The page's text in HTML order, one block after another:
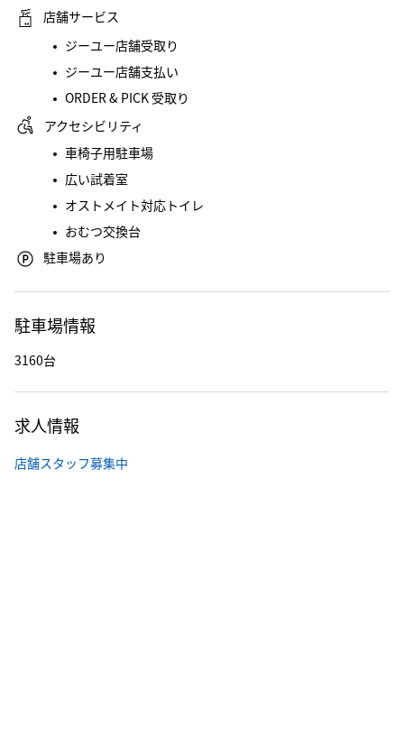
店舗サービス
ジーユー店舗受取り
ジーユー店舗支払い
ORDER & PICK 受取り
アクセシビリティ
車椅子用駐車場
広い試着室
オストメイト対応トイレ
おむつ交換台
駐車場あり
駐車場情報
3160台
求人情報
店舗スタッフ募集中